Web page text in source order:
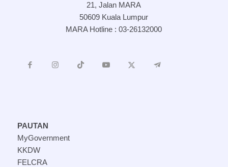
21, Jalan MARA
50609 Kuala Lumpur
MARA Hotline : 03-26132000
PAUTAN
MyGovernment
KKDW
FELCRA